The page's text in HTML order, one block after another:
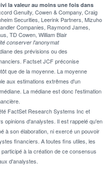
la valeur au moins une fois dans
Genuity, Cowen & Company, Craig
Securities, Leerink Partners, Mizuho
Companies, Raymond James,
TD Cowen, William Blair
conserver l'anonymat
des prévisions ou des
Factset JCF préconise
que de la moyenne. La moyenne
aux estimations extrêmes d'un
La médiane est donc l'estimation
FactSet Research Systems Inc et
opinions d'analystes. Il est rappelé qu'en
à son élaboration, ni exercé un pouvoir
financiers. A toutes fins utiles, les
à la création de ce consensus
d'analystes.